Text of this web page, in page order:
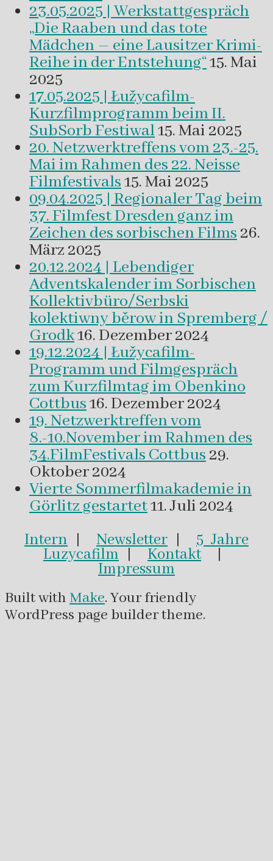
23.05.2025 | Werkstattgespräch
„Die Raaben und das tote
Mädchen – eine Lausitzer Krimi-
Reihe in der Entstehung“15. Mai
2025
17.05.2025 | Łužycafilm-
Kurzfilmprogramm beim II.
SubSorb Festiwal15. Mai 2025
20. Netzwerktreffens vom 23.-25.
Mai im Rahmen des 22. Neisse
Filmfestivals15. Mai 2025
09.04.2025 | Regionaler Tag beim
37. Filmfest Dresden ganz im
Zeichen des sorbischen Films26.
März 2025
20.12.2024 | Lebendiger
Adventskalender im Sorbischen
Kollektivbüro/Serbski
kolektiwny běrow in Spremberg /
Grodk16. Dezember 2024
19.12.2024 | Łužycafilm-
Programm und Filmgespräch
zum Kurzfilmtag im Obenkino
Cottbus16. Dezember 2024
19. Netzwerktreffen vom
8.-10.November im Rahmen des
34.FilmFestivals Cottbus29.
Oktober 2024
Vierte Sommerfilmakademie in
Görlitz gestartet11. Juli 2024
Intern | Newsletter | 5 Jahre
Luzycafilm | Kontakt|
Impressum
Built withMake. Your friendly
WordPress page builder theme.